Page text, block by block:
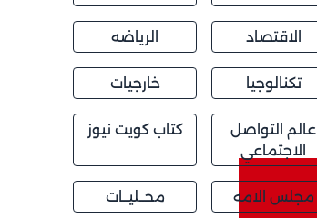
الاقتصاد الرياضه
تكنالوجيا خارجيات
عالم التواصل
الاجتماعي
كتاب كويت نيوز
مجلس الامه محــليــات